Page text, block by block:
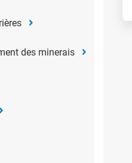
des minerais